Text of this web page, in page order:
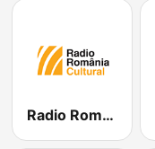
Radio România Cultural